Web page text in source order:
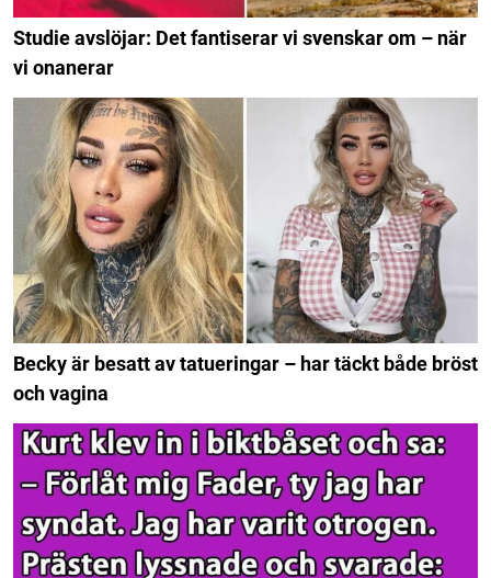
Studie avslöjar: Det fantiserar vi svenskar om – när
vi onanerar
Becky är besatt av tatueringar – har täckt både bröst
och vagina